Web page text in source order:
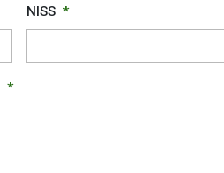
NISS *
*